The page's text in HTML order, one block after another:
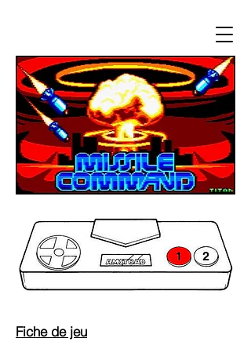
Fiche de jeu